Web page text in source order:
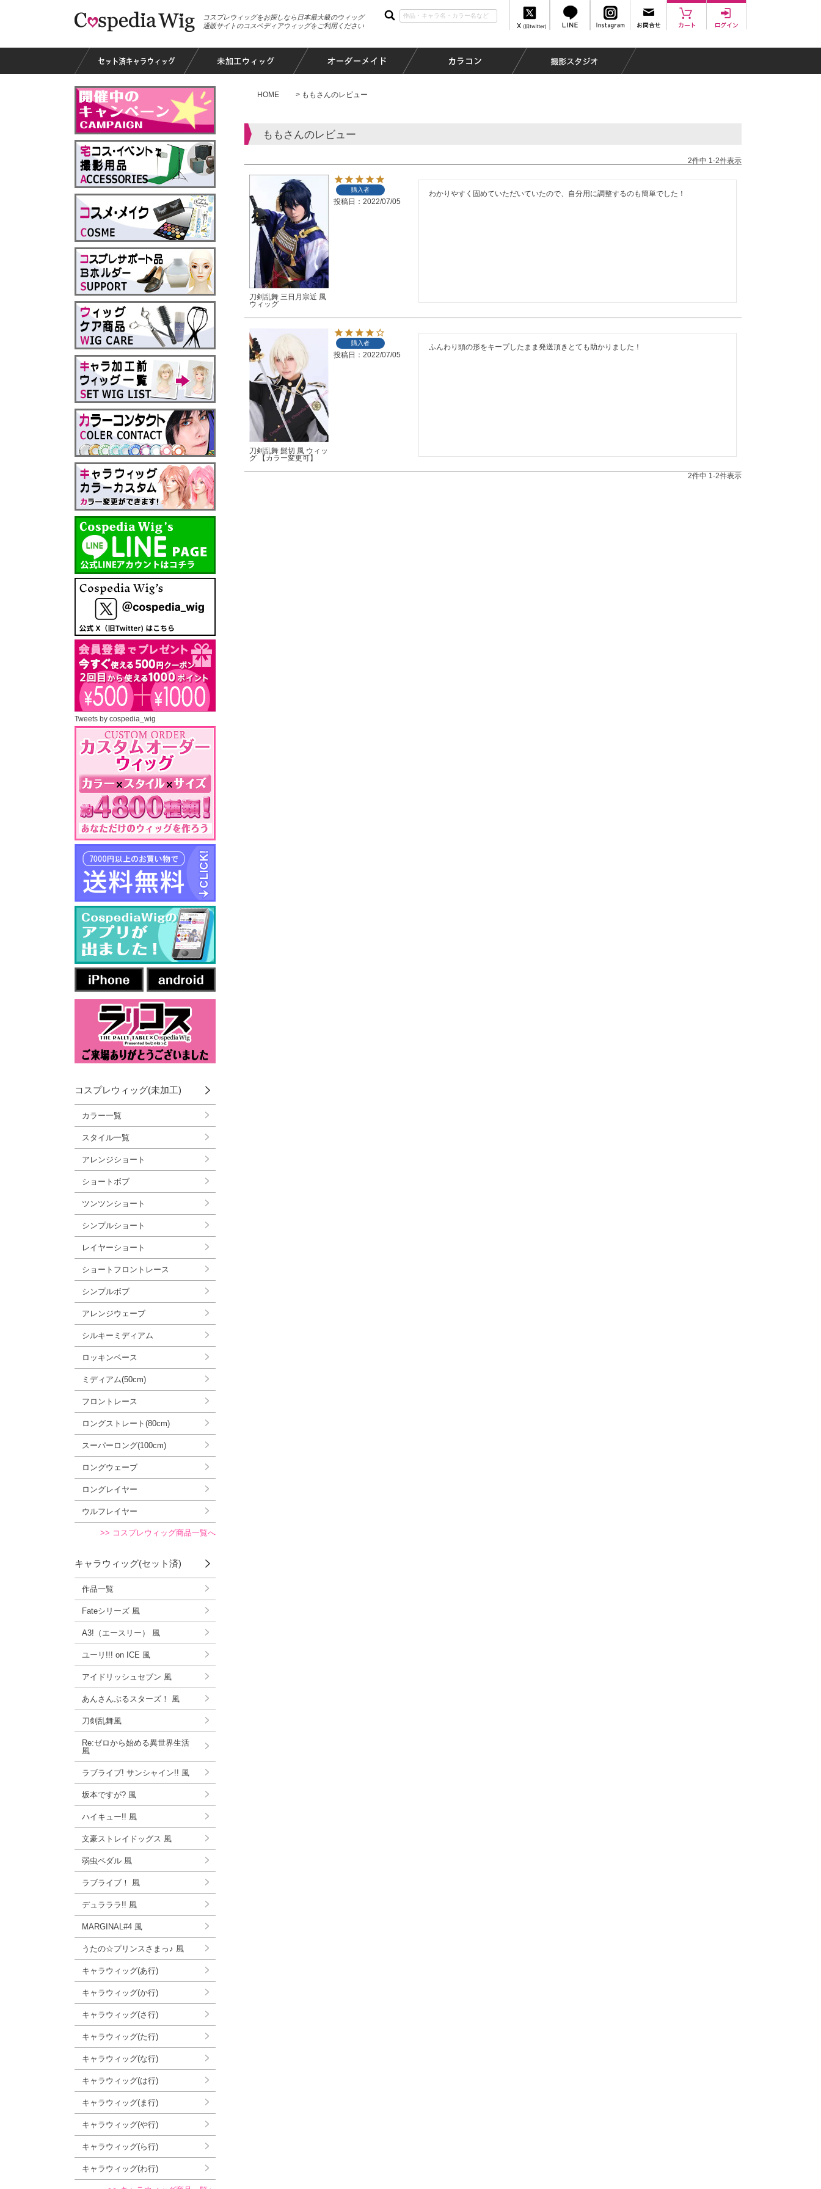
コスプレウィッグをお探しなら日本最大級のウィッグ
通販サイトのコスペディアウィッグをご利用ください
HOME ももさんのレビュー
ももさんのレビュー
2件中 1-2件表示
刀剣乱舞 三日月宗近 風
ウィッグ
購入者
投稿日 2022/07/05
わかりやすく固めていただいていたので、自分用に調整するのも簡単でした！
刀剣乱舞 髭切 風 ウィッ
グ 【カラー変更可】
購入者
投稿日 2022/07/05
ふんわり頭の形をキープしたまま発送頂きとても助かりました！
2件中 1 -2件表示
Tweets by cospedia_wig
コスプレウィッグ(未加工)
カラー一覧
スタイル一覧
アレンジショート
ショートボブ
ツンツンショート
シンプルショート
レイヤーショート
ショートフロントレース
シンプルボブ
アレンジウェーブ
シルキーミディアム
ロッキンベース
ミディアム(50cm)
フロントレース
ロングストレート(80cm)
スーパーロング(100cm)
ロングウェーブ
ロングレイヤー
ウルフレイヤー
>> コスプレウィッグ商品一覧へ
キャラウィッグ(セット済)
作品一覧
Fateシリーズ 風
A3!（エースリー） 風
ユーリ!!! on ICE 風
アイドリッシュセブン 風
あんさんぶるスターズ！ 風
刀剣乱舞風
Re:ゼロから始める異世界生活
風
ラブライブ! サンシャイン!! 風
坂本ですが? 風
ハイキュー!! 風
文豪ストレイドッグス 風
弱虫ペダル 風
ラブライブ！ 風
デュラララ!! 風
MARGINAL#4 風
うたの☆プリンスさまっ♪ 風
キャラウィッグ(あ行)
キャラウィッグ(か行)
キャラウィッグ(さ行)
キャラウィッグ(た行)
キャラウィッグ(な行)
キャラウィッグ(は行)
キャラウィッグ(ま行)
キャラウィッグ(や行)
キャラウィッグ(ら行)
キャラウィッグ(わ行)